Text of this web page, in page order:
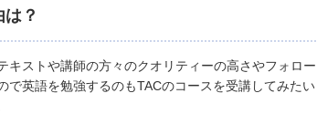
？
キストや講師の方々のクオリティーの高さやフォロー
で英語を勉強するのもTACのコースを受講してみたい